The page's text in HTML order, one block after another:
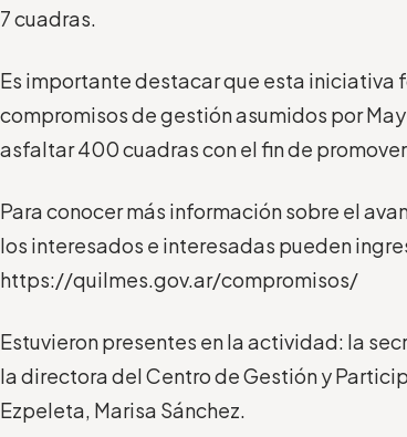
7 cuadras.
Es importante destacar que esta iniciativa
compromisos de gestión asumidos por
asfaltar 400 cuadras con el fin de
Para conocer más información sobre el
los interesados e interesadas pueden
https://quilmes.gov.ar/compromisos/
Estuvieron presentes en la actividad: la
la directora del Centro de Gestión y
Ezpeleta, Marisa Sánchez.